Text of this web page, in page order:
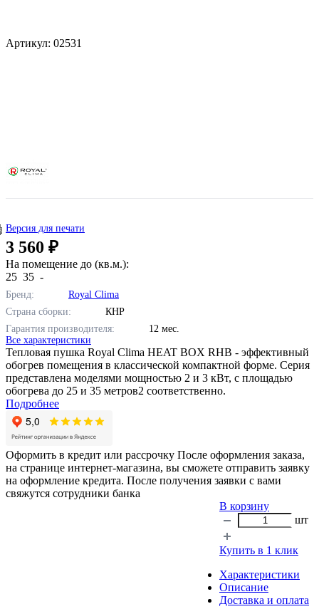
Артикул: 02531
Версия для печати
3 560 ₽
На помещение до (кв.м.):
25 35 -
Бренд:
Royal Clima
Страна сборки:
КНР
Гарантия производителя:
12 мес.
Все характеристики
Тепловая пушка Royal Clima HEAT BOX RHB - эффективный
обогрев помещения в классической компактной форме. Серия
представлена моделями мощностью 2 и 3 кВт, с площадью
обогрева до 25 и 35 метров2 соответственно.
Подробнее
Оформить в кредит или рассрочку После оформления заказа,
на странице интернет-магазина, вы сможете отправить заявку
на оформление кредита. После получения заявки с вами
свяжутся сотрудники банка
В корзину
шт
Купить в 1 клик
Характеристики
Описание
Доставка и оплата